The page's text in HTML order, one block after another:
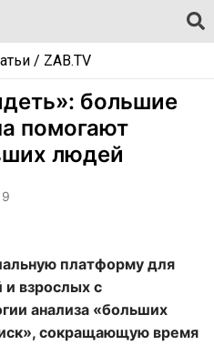
/ ZAB.TV
большие
помогают
людей
платформу для
и взрослых с
анализа «больших
сокращающую время